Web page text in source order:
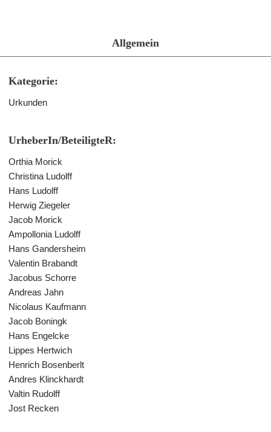
Allgemein
Kategorie:
Urkunden
UrheberIn/BeteiligteR:
Orthia Morick
Christina Ludolff
Hans Ludolff
Herwig Ziegeler
Jacob Morick
Ampollonia Ludolff
Hans Gandersheim
Valentin Brabandt
Jacobus Schorre
Andreas Jahn
Nicolaus Kaufmann
Jacob Boningk
Hans Engelcke
Lippes Hertwich
Henrich Bosenberlt
Andres Klinckhardt
Valtin Rudolff
Jost Recken